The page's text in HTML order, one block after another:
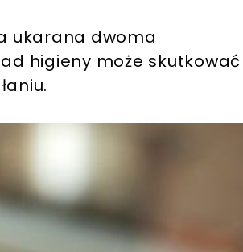
ukarana dwoma
higieny może skutkować